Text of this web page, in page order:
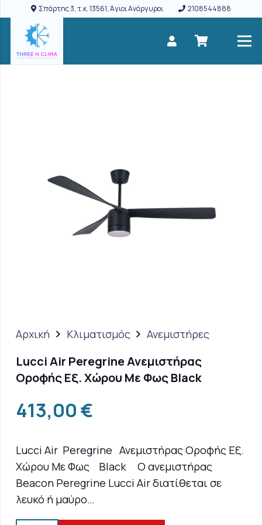
Σπάρτης 3, τ.κ. 13561, Άγιοι Ανάργυροι 2108544888
Αρχική Κλιματισμός Ανεμιστήρες
Lucci Air Peregrine Ανεμιστήρας
Οροφής Εξ. Χώρου Με Φως Black
413,00€
Lucci Air Peregrine Ανεμιστήρας Οροφής Εξ.
Χώρου Με Φως Black Ο ανεμιστήρας
Beacon Peregrine Lucci Air διατίθεται σε
λευκό ή μαύρο…